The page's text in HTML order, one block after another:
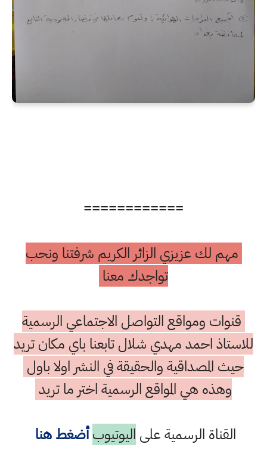
============
مهم لك عزيزي الزائر الكريم شرفتنا ونحب
تواجدك معنا
قنوات ومواقع التواصل الاجتماعي الرسمية
للاستاذ احمد مهدي شلال تابعنا باي مكان تريد
حيث المصداقية والحقيقة في النشر اولا باول
وهذه هي المواقع الرسمية اختر ما تريد
القناة الرسمية على اليوتيوب أضغط هنا